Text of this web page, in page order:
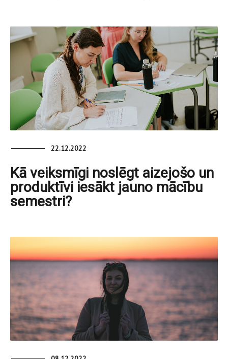
22.12.2022
Kā veiksmīgi noslēgt aizejošo un
produktīvi iesākt jauno mācību
semestri?